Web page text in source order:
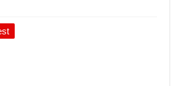
investir em móveis personalizados?
acadêmica e profissional